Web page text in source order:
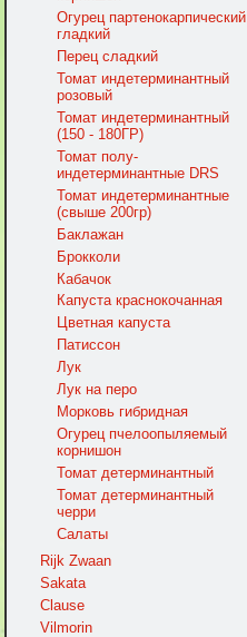
Огурец партенокарпический
гладкий
Перец сладкий
Томат индетерминантный
розовый
Томат индетерминантный
(150 - 180ГР)
Томат полу-
индетерминантные DRS
Томат индетерминантные
(свыше 200гр)
Баклажан
Брокколи
Кабачок
Капуста краснокочанная
Цветная капуста
Патиссон
Лук
Лук на перо
Морковь гибридная
Огурец пчелоопыляемый
корнишон
Томат детерминантный
Томат детерминантный
черри
Салаты
Rijk Zwaan
Sakata
Clause
Vilmorin